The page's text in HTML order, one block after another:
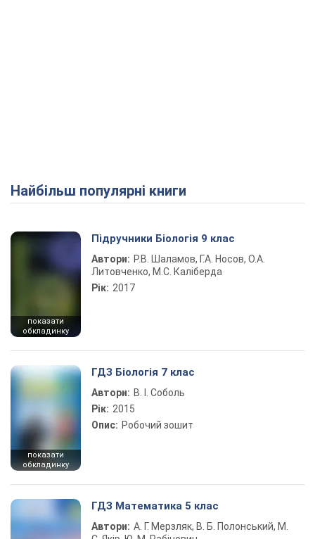
Найбільш популярні книги
показати
обкладинку
Підручники Біологія 9 клас
Автори: Р.В. Шаламов, Г.А. Носов, О.А.
Литовченко, М.С. Каліберда
Рік: 2017
показати
обкладинку
ГДЗ Біологія 7 клас
Автори: В. І. Соболь
Рік: 2015
Опис: Робочий зошит
ГДЗ Математика 5 клас
Автори: А. Г. Мерзляк, В. Б. Полонський, М.